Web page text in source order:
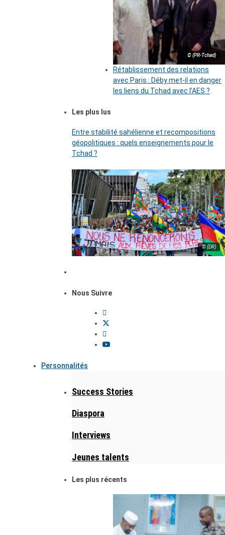
© (PR-Tchad)
Rétablissement des relations
avec Paris : Déby met-il en danger
les liens du Tchad avec l’AES ?
Les plus lus
Entre stabilité sahélienne et recompositions
géopolitiques : quels enseignements pour le
Tchad ?
© (DR)
Nous Suivre
Personnalités
Success Stories
Diaspora
Interviews
Jeunes talents
Les plus récents